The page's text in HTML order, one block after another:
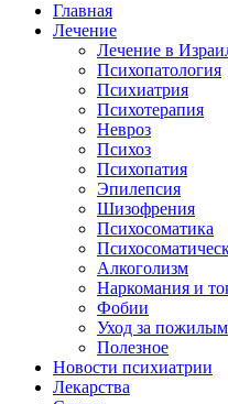
Главная
Лечение
Лечение в
Психопатология
Психиатрия
Психотерапия
Невроз
Психоз
Психопатия
Эпилепсия
Шизофрения
Психосоматика
Алкоголизм
Наркомания и
Фобии
Уход за
Полезное
Новости психиатрии
Лекарства